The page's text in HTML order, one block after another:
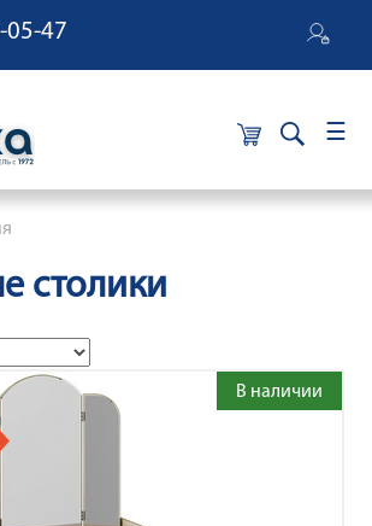
05-47 ×
столики
В наличии